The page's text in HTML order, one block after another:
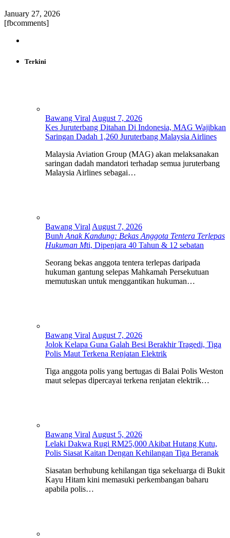
January 27, 2026
[fbcomments]
Terkini
Bawang Viral August 7, 2026
Kes Juruterbang Ditahan Di Indonesia, MAG Wajibkan
Saringan Dadah 1,260 Juruterbang Malaysia Airlines
Malaysia Aviation Group (MAG) akan melaksanakan
saringan dadah mandatori terhadap semua juruterbang
Malaysia Airlines sebagai…
Bawang Viral August 7, 2026
Bunh Anak Kandung: Bekas Anggota Tentera Terlepas
Hukuman Mti, Dipenjara 40 Tahun & 12 sebatan
Seorang bekas anggota tentera terlepas daripada
hukuman gantung selepas Mahkamah Persekutuan
memutuskan untuk menggantikan hukuman…
Bawang Viral August 7, 2026
Jolok Kelapa Guna Galah Besi Berakhir Tragedi, Tiga
Polis Maut Terkena Renjatan Elektrik
Tiga anggota polis yang bertugas di Balai Polis Weston
maut selepas dipercayai terkena renjatan elektrik…
Bawang Viral August 5, 2026
Lelaki Dakwa Rugi RM25,000 Akibat Hutang Kutu,
Polis Siasat Kaitan Dengan Kehilangan Tiga Beranak
Siasatan berhubung kehilangan tiga sekeluarga di Bukit
Kayu Hitam kini memasuki perkembangan baharu
apabila polis…